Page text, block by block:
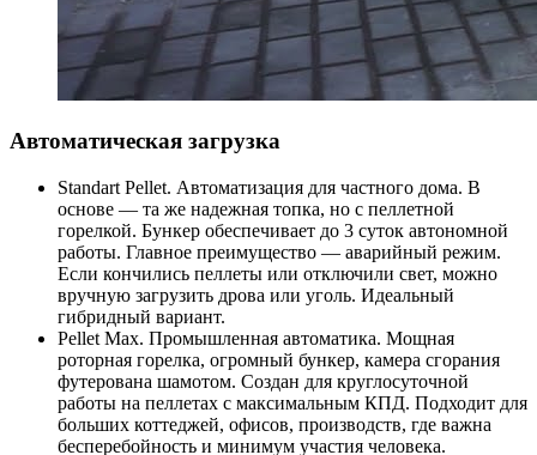
Автоматическая загрузка
Standart Pellet. Автоматизация для частного дома. В
основе — та же надежная топка, но с пеллетной
горелкой. Бункер обеспечивает до 3 суток автономной
работы. Главное преимущество — аварийный режим.
Если кончились пеллеты или отключили свет, можно
вручную загрузить дрова или уголь. Идеальный
гибридный вариант.
Pellet Max. Промышленная автоматика. Мощная
роторная горелка, огромный бункер, камера сгорания
футерована шамотом. Создан для круглосуточной
работы на пеллетах с максимальным КПД. Подходит для
больших коттеджей, офисов, производств, где важна
бесперебойность и минимум участия человека.